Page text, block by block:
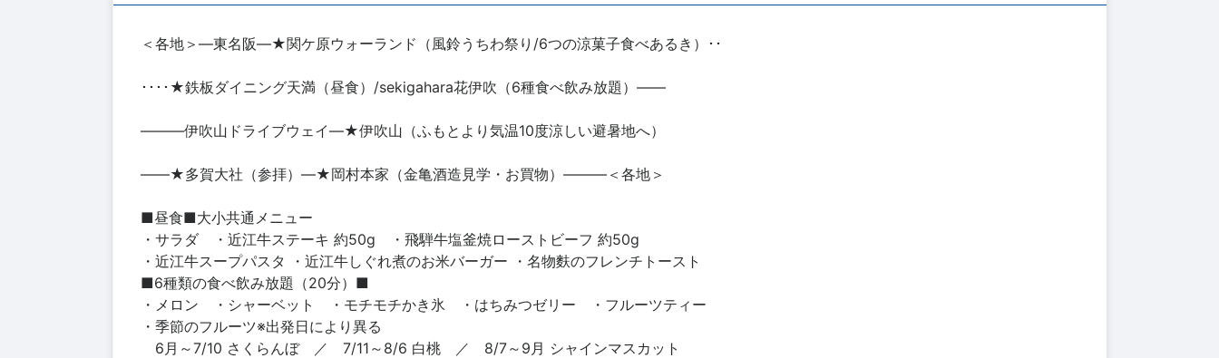
＜各地＞―東名阪―★関ケ原ウォーランド（風鈴うちわ祭り/6つの涼菓子食べあるき）･･
････★鉄板ダイニング天満（昼食）/sekigahara花伊吹（6種食べ飲み放題）――
―――伊吹山ドライブウェイ―★伊吹山（ふもとより気温10度涼しい避暑地へ）
――★多賀大社（参拝）―★岡村本家（金亀酒造見学・お買物）―――＜各地＞
■昼食■大小共通メニュー
・サラダ ・近江牛ステーキ 約50g ・飛騨牛塩釜焼ローストビーフ 約50g
・近江牛スープパスタ ・近江牛しぐれ煮のお米バーガー ・名物麩のフレンチトースト
■6種類の食べ飲み放題（20分）■
・メロン ・シャーベット ・モチモチかき氷 ・はちみつゼリー ・フルーツティー
・季節のフルーツ※出発日により異る
6月～7/10 さくらんぼ ／ 7/11～8/6 白桃 ／ 8/7～9月 シャインマスカット